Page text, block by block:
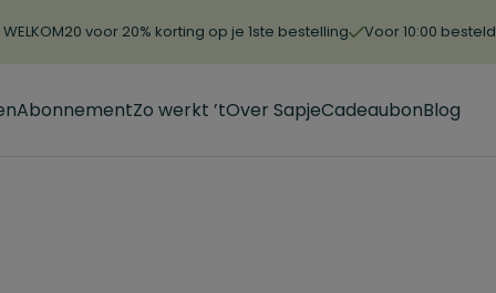
voor 20% korting op je 1ste bestelling Voor 10:00
AbonnementZo werkt ’tOver SapjeCadeaubonBlog